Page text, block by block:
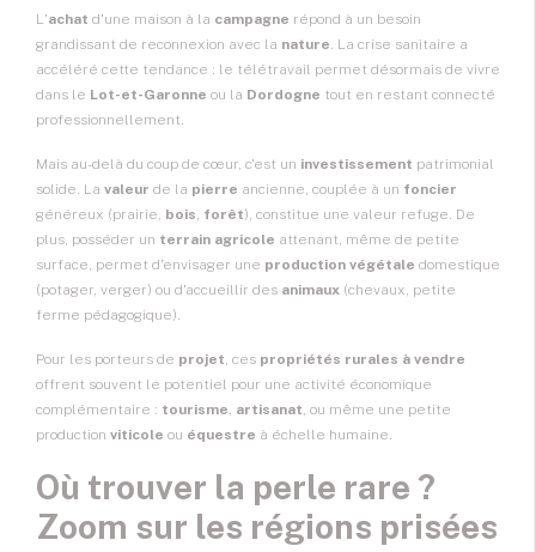
L'achat d'une maison à la campagne répond à un besoin
grandissant de reconnexion avec la nature. La crise sanitaire a
accéléré cette tendance : le télétravail permet désormais de vivre
dans le Lot-et-Garonne ou la Dordogne tout en restant connecté
professionnellement.
Mais au-delà du coup de cœur, c'est un investissement patrimonial
solide. La valeur de la pierre ancienne, couplée à un foncier
généreux (prairie, bois, forêt), constitue une valeur refuge. De
plus, posséder un terrain agricole attenant, même de petite
surface, permet d'envisager une production végétale domestique
(potager, verger) ou d'accueillir des animaux (chevaux, petite
ferme pédagogique).
Pour les porteurs de projet, ces propriétés rurales à vendre
offrent souvent le potentiel pour une activité économique
complémentaire : tourisme, artisanat, ou même une petite
production viticole ou équestre à échelle humaine.
Où trouver la perle rare ?
Zoom sur les régions prisées